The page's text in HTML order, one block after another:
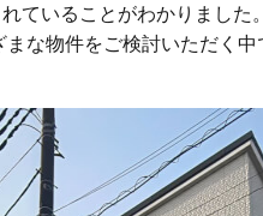
ていることがわかりました。
な物件をご検討いただく